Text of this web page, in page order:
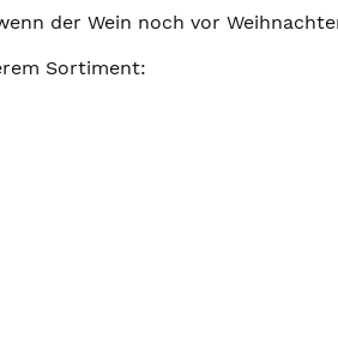
der Wein noch vor
Sortiment: